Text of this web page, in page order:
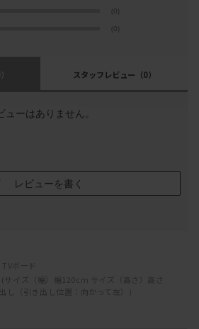
(0)
(0)
スタッフレビュー （0）
ューはありません。
レビューを書く
TVボード
(サイズ（幅）幅120cm サイズ（高さ）高さ
（引き出し位置：向かって左）)